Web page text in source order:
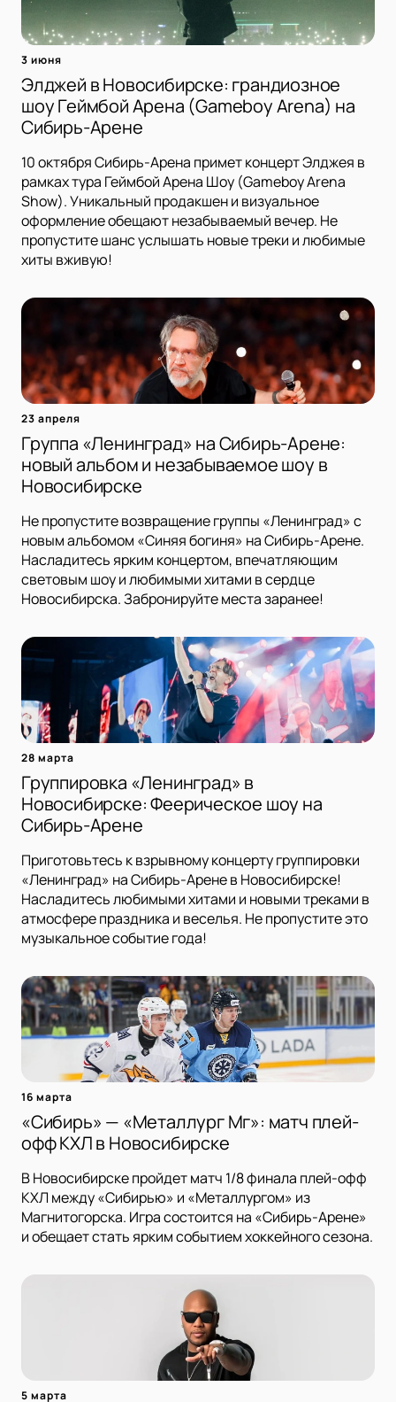
3 июня
Элджей в Новосибирске: грандиозное
шоу Геймбой Арена (Gameboy Arena) на
Сибирь-Арене
10 октября Сибирь-Арена примет концерт Элджея в
рамках тура Геймбой Арена Шоу (Gameboy Arena
Show). Уникальный продакшен и визуальное
оформление обещают незабываемый вечер. Не
пропустите шанс услышать новые треки и любимые
хиты вживую!
23 апреля
Группа «Ленинград» на Сибирь-Арене:
новый альбом и незабываемое шоу в
Новосибирске
Не пропустите возвращение группы «Ленинград» с
новым альбомом «Синяя богиня» на Сибирь-Арене.
Насладитесь ярким концертом, впечатляющим
световым шоу и любимыми хитами в сердце
Новосибирска. Забронируйте места заранее!
28 марта
Группировка «Ленинград» в
Новосибирске: Феерическое шоу на
Сибирь-Арене
Приготовьтесь к взрывному концерту группировки
«Ленинград» на Сибирь-Арене в Новосибирске!
Насладитесь любимыми хитами и новыми треками в
атмосфере праздника и веселья. Не пропустите это
музыкальное событие года!
16 марта
«Сибирь» — «Металлург Мг»: матч плей-
офф КХЛ в Новосибирске
В Новосибирске пройдет матч 1/8 финала плей-офф
КХЛ между «Сибирью» и «Металлургом» из
Магнитогорска. Игра состоится на «Сибирь-Арене»
и обещает стать ярким событием хоккейного сезона.
5 марта